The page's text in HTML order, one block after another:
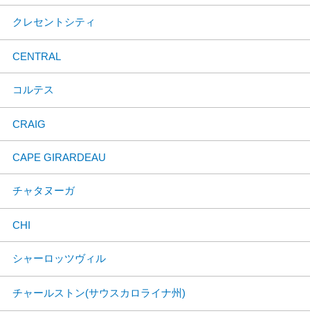
クレセントシティ
CENTRAL
コルテス
CRAIG
CAPE GIRARDEAU
チャタヌーガ
CHI
シャーロッツヴィル
チャールストン(サウスカロライナ州)